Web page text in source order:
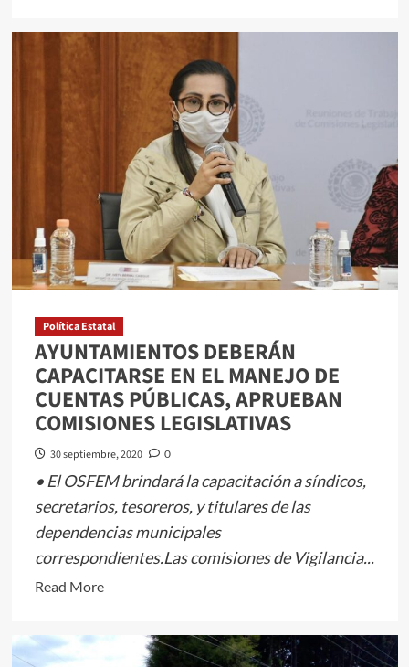
about
RESPONSABLES
MUNICIPALES
DEPORTE
DEBERÁN
CONTAR
CON
TÍTULO
PROFESIONAL
EN
LA
Política Estatal
AYUNTAMIENTOS DEBERÁN
CAPACITARSE EN EL MANEJO DE
CUENTAS PÚBLICAS, APRUEBAN
COMISIONES LEGISLATIVAS
30 septiembre, 2020 0
• El OSFEM brindará la capacitación a síndicos,
secretarios, tesoreros, y titulares de las
dependencias municipales
correspondientes.Las comisiones de Vigilancia...
Read MoreRead
AYUNTAMIENTOS